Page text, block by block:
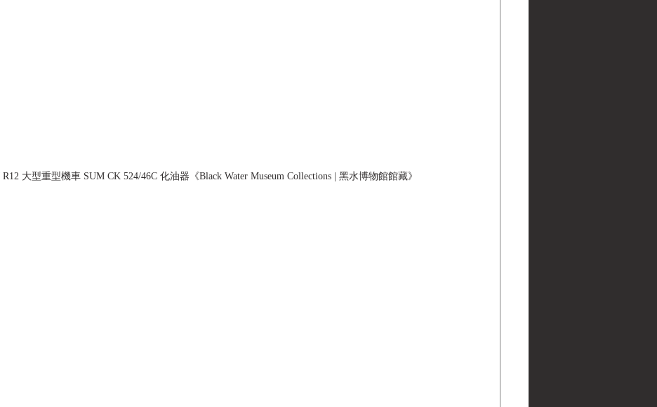
大型重型機車 SUM CK 524/46C 化油器《Black Water Museum Collections | 黑水博物館館藏》